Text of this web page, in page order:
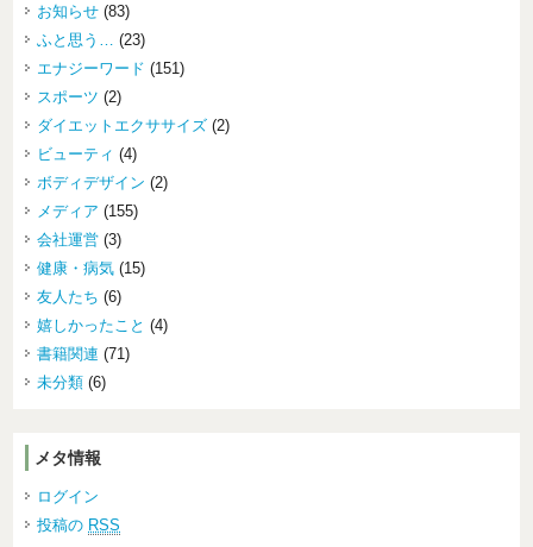
お知らせ (83)
ふと思う…
(23)
エナジーワード (151)
スポーツ (2)
ダイエットエクササイズ (2)
ビューティ (4)
ボディデザイン (2)
メディア (155)
会社運営 (3)
健康・病気 (15)
友人たち (6)
嬉しかったこと (4)
書籍関連 (71)
未分類 (6)
メタ情報
ログイン
投稿の RSS